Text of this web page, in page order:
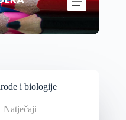
i biologije
Natječaji